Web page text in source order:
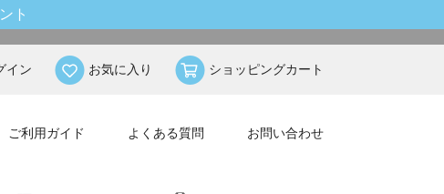
ト
イン お気に入り ショッピングカート
ご利用ガイド よくある質問 お問い合わせ